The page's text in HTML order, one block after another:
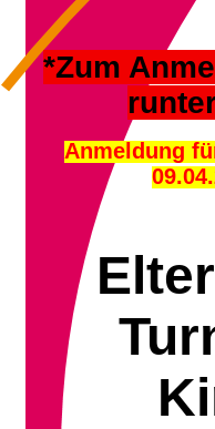
*Zum
Anmeldung